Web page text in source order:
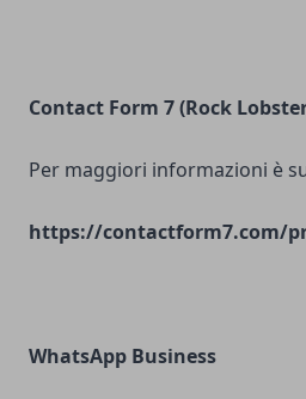
Contact Form 7 (Rock
Per maggiori informazioni è
https://contactform7.com/
WhatsApp Business